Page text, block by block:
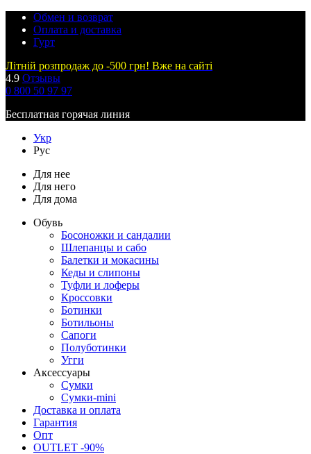
Обмен и возврат
Оплата и доставка
Гурт
Літній розпродаж до -500 грн! Вже на сайті
4.9 Отзывы
0 800 50 97 97
Бесплатная горячая линия
Укр
Рус
Для нее
Для него
Для дома
Обувь
Босоножки и сандалии
Шлепанцы и сабо
Балетки и мокасины
Кеды и слипоны
Туфли и лоферы
Кроссовки
Ботинки
Ботильоны
Сапоги
Полуботинки
Угги
Аксессуары
Сумки
Сумки-mini
Доставка и оплата
Гарантия
Опт
OUTLET -90%